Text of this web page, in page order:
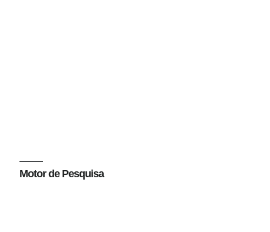
Motor de Pesquisa